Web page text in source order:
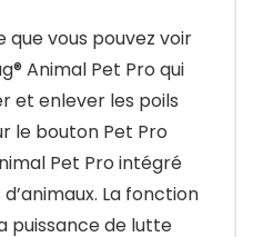
vous pouvez voir
Animal Pet Pro qui
et enlever les poils
le bouton Pet Pro
Pet Pro intégré
La fonction
puissance de lutte